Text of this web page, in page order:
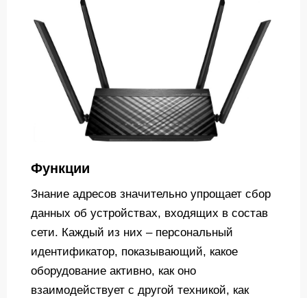
Функции
Знание адресов значительно упрощает сбор
данных об устройствах, входящих в состав
сети. Каждый из них – персональный
идентификатор, показывающий, какое
оборудование активно, как оно
взаимодействует с другой техникой, как